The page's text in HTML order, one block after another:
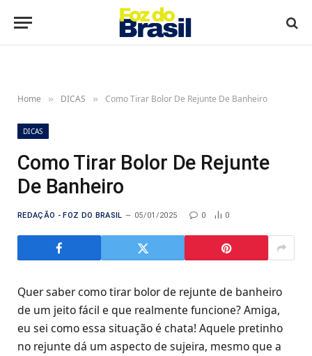
Home » DICAS » Como Tirar Bolor De Rejunte De Banheiro
DICAS
Como Tirar Bolor De Rejunte
De Banheiro
REDAÇÃO - FOZ DO BRASIL 05/01/2025 0 0
Quer saber como tirar bolor de rejunte de banheiro
de um jeito fácil e que realmente funcione? Amiga,
eu sei como essa situação é chata! Aquele pretinho
no rejunte dá um aspecto de sujeira, mesmo que a